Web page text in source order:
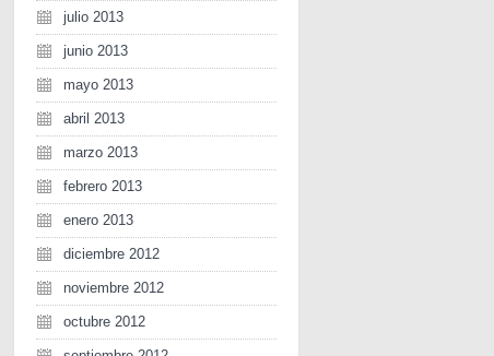
julio 2013
junio 2013
mayo 2013
abril 2013
marzo 2013
febrero 2013
enero 2013
diciembre 2012
noviembre 2012
octubre 2012